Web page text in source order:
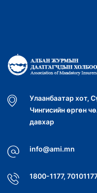
Улаанбаатар хот,
Чингисийн өргөн
давхар
info@ami.mn
1800-1177,